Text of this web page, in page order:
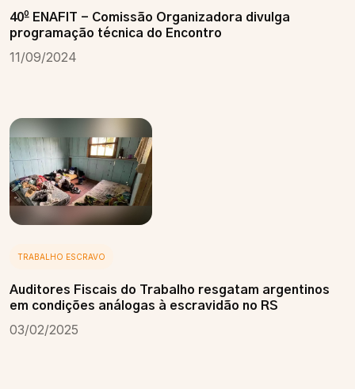
40º ENAFIT - Comissão Organizadora divulga
programação técnica do Encontro
11/09/2024
TRABALHO ESCRAVO
Auditores Fiscais do Trabalho resgatam argentinos
em condições análogas à escravidão no RS
03/02/2025